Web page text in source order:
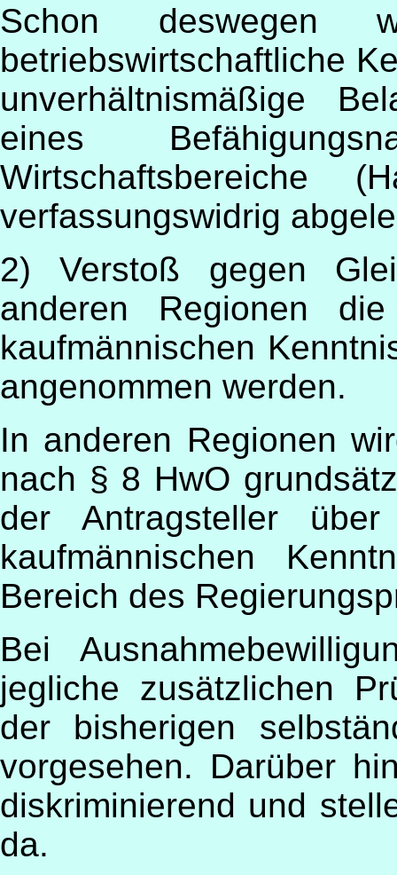
Schon deswegen
betriebswirtschaftliche
unverhältnismäßige
eines
Wirtschaftsbereiche
verfassungswidrig
2) Verstoß gegen
anderen Regionen
kaufmännischen
angenommen werden.
In anderen Regionen
nach § 8 HwO
der Antragsteller über
kaufmännischen
Bereich des
Bei
jegliche zusätzlichen
der bisherigen
vorgesehen. Darüber
diskriminierend und
da.